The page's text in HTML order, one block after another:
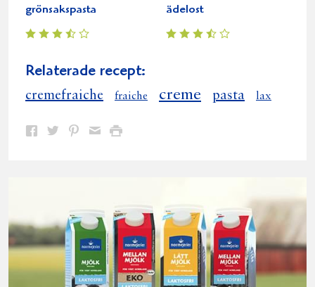
grönsakspasta
ädelost
Relaterade recept:
cremefraiche fraiche creme pasta lax
Dela Dela Dela DelaSkriv